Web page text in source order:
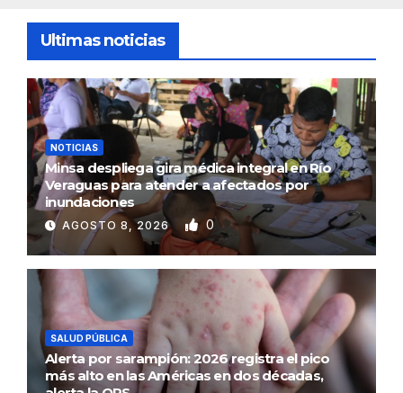
Ultimas noticias
NOTICIAS
Minsa despliega gira médica integral en Río
Veraguas para atender a afectados por
inundaciones
AGOSTO 8, 2026 0
SALUD PÚBLICA
Alerta por sarampión: 2026 registra el pico
más alto en las Américas en dos décadas,